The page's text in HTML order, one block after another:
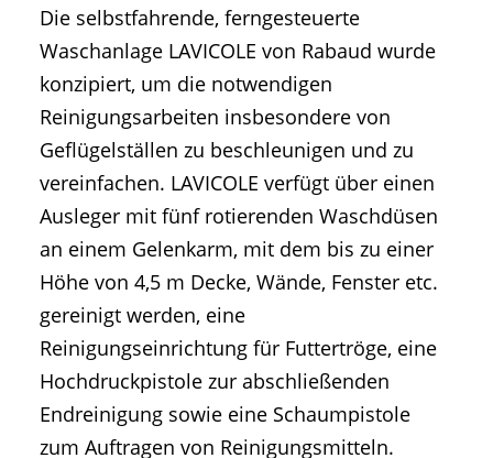
Die selbstfahrende, ferngesteuerte
Waschanlage LAVICOLE von Rabaud wurde
konzipiert, um die notwendigen
Reinigungsarbeiten insbesondere von
Geflügelställen zu beschleunigen und zu
vereinfachen. LAVICOLE verfügt über einen
Ausleger mit fünf rotierenden Waschdüsen
an einem Gelenkarm, mit dem bis zu einer
Höhe von 4,5 m Decke, Wände, Fenster etc.
gereinigt werden, eine
Reinigungseinrichtung für Futtertröge, eine
Hochdruckpistole zur abschließenden
Endreinigung sowie eine Schaumpistole
zum Auftragen von Reinigungsmitteln.